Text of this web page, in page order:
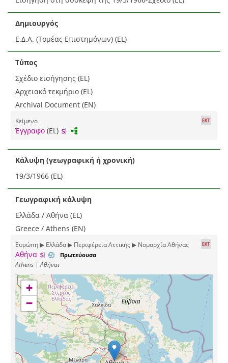
Δημιουργός
Ε.Δ.Α. (Τομέας Επιστημόνων) (EL)
Τύπος
Σχέδιο εισήγησης (EL)
Αρχειακό τεκμήριο (EL)
Archival Document (EN)
Κείμενο
Έγγραφο (EL)
Κάλυψη (γεωγραφική ή χρονική)
19/3/1966 (EL)
Γεωγραφική κάλυψη
Ελλάδα / Αθήνα (EL)
Greece / Athens (EN)
Ευρώπη ▶ Ελλάδα ▶ Περιφέρεια Αττικής ▶ Νομαρχία Αθήνας
Αθήνα Πρωτεύουσα
Athens | Αθήναι
+
−